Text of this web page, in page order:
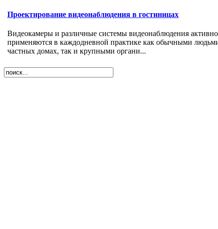
Проектирование видеонаблюдения в гостиницах
Видеокамеры и различные системы видеонаблюдения активно
применяются в каждодневной практике как обычными
частных домах, так и крупными органи...